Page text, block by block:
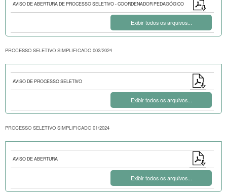
AVISO DE ABERTURA DE PROCESSO SELETIVO - COORDENADOR PEDAGÓGICO
Exibir todos os arquivos...
PROCESSO SELETIVO SIMPLIFICADO 002/2024
AVISO DE PROCESSO SELETIVO
Exibir todos os arquivos...
PROCESSO SELETIVO SIMPLIFICADO 01/2024
AVISO DE ABERTURA
Exibir todos os arquivos...